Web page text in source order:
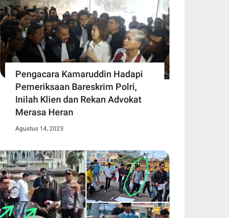
Pengacara Kamaruddin Hadapi
Pemeriksaan Bareskrim Polri,
Inilah Klien dan Rekan Advokat
Merasa Heran
Agustus 14, 2023